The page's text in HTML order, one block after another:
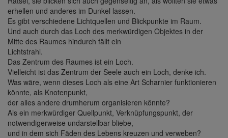
erhellen und anderes im Dunkel lassen.
Es gibt verschiedene Lichtquellen und Blickpunkte im Raum.
Und auch durch das Loch des merkwürdigen Objektes in der
Mitte des Raumes hindurch fällt ein
Lichtstrahl.
Das Zentrum des Raumes ist ein Loch.
Vielleicht ist das Zentrum der Seele auch ein Loch, denke ich.
Was wäre, wenn dieses Loch als eine Art Scharnier funktionieren
könnte, als Knotenpunkt,
der alles andere drumherum organisieren könnte?
Als ein merkwürdiger Quellpunkt, Verknüpfungspunkt, der
notwendigerweise undarstellbar bliebe,
und in dem sich Fäden des Lebens kreuzen und verweben?